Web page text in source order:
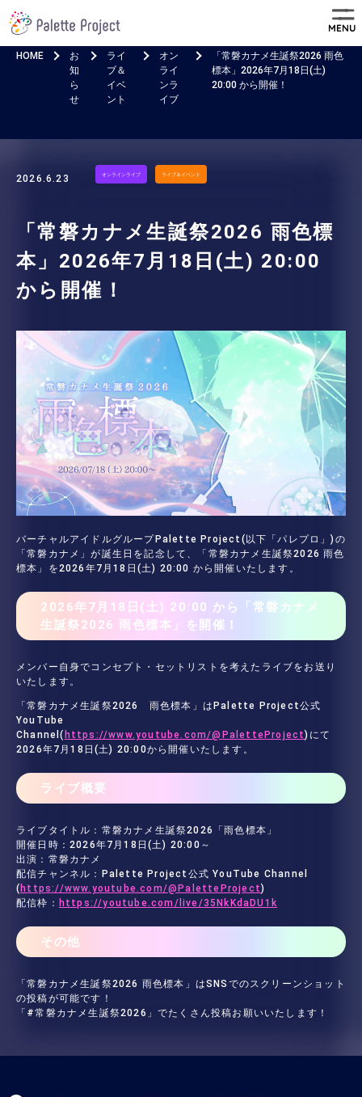
MENU
HOME
お
知
ら
せ
ライ
ブ＆
イベ
ント
オン
ライ
ンラ
イブ
「常磐カナメ生誕祭2026 雨色
標本」2026年7月18日(土)
20:00 から開催！
2026.6.23 オンラインライブ ライブ＆イベント
「常磐カナメ生誕祭2026 雨色標
本」2026年7月18日(土) 20:00
から開催！
バーチャルアイドルグループPalette Project(以下「パレプロ」)の
「常磐カナメ」が誕生日を記念して、「常磐カナメ生誕祭2026 雨色
標本」を2026年7月18日(土) 20:00 から開催いたします。
2026年7月18日(土) 20:00 から「常磐カナメ
生誕祭2026 雨色標本」を開催！
メンバー自身でコンセプト・セットリストを考えたライブをお送り
いたします。
「常磐カナメ生誕祭2026 雨色標本」はPalette Project公式
YouTube
Channel( https://www.youtube.com/@PaletteProject)にて
2026年7月18日(土) 20:00から開催いたします。
ライブ概要
ライブタイトル：常磐カナメ生誕祭2026「雨色標本」
開催日時：2026年7月18日(土) 20:00～
出演：常磐カナメ
配信チャンネル：Palette Project公式 YouTube Channel
( https://www.youtube.com/@PaletteProject)
配信枠： https://youtube.com/live/35NkKdaDU1k
その他
「常磐カナメ生誕祭2026 雨色標本」はSNSでのスクリーンショット
の投稿が可能です！
「#常磐カナメ生誕祭2026」でたくさん投稿お願いいたします！